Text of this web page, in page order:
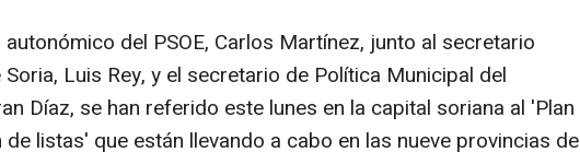
del PSOE, Carlos Martínez, junto al secretario
Luis Rey, y el secretario de Política Municipal del
Díaz, se han referido este lunes en la capital soriana al 'Plan
de listas' que están llevando a cabo en las nueve provincias de